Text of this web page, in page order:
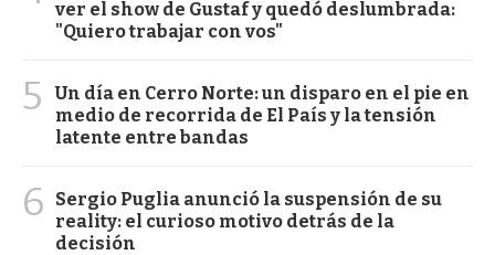
ver el show de Gustaf y quedó deslumbrada:
"Quiero trabajar con vos"
5
Un día en Cerro Norte: un disparo en el pie en
medio de recorrida de El País y la tensión
latente entre bandas
6
Sergio Puglia anunció la suspensión de su
reality: el curioso motivo detrás de la
decisión